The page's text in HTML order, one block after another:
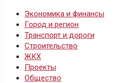
Экономика и финансы
Город и регион
Транспорт и дороги
Строительство
ЖКХ
Проекты
Общество